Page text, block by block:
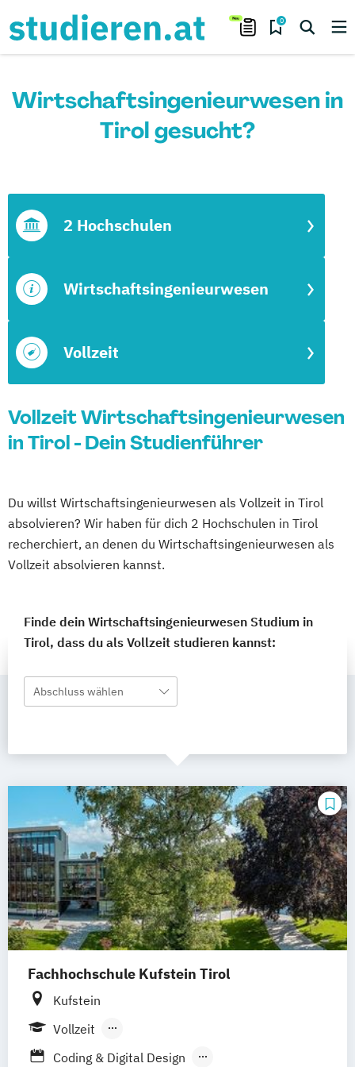
0
Wirtschaftsingenieurwesen in
Tirol gesucht?
Vollzeit
Wirtschaftsingenieurwesen
2 Hochschulen
Vollzeit Wirtschaftsingenieurwesen
in Tirol - Dein Studienführer
Du willst Wirtschaftsingenieurwesen als Vollzeit in Tirol
absolvieren? Wir haben für dich 2 Hochschulen in Tirol
recherchiert, an denen du Wirtschaftsingenieurwesen als
Vollzeit absolvieren kannst.
Finde dein Wirtschaftsingenieurwesen Studium in
Tirol, dass du als Vollzeit studieren kannst:
Abschluss wählen
Fachhochschule Kufstein Tirol
Kufstein
Vollzeit
Berufsbegleitendes Präsenzstudium
Coding & Digital Design